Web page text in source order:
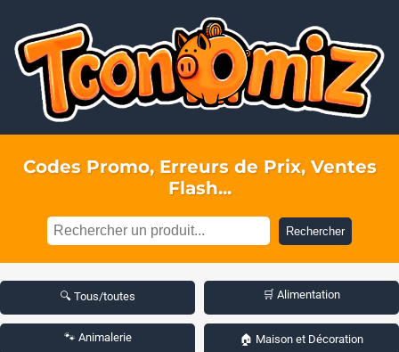
Codes Promo, Erreurs de Prix, Ventes
Flash...
Rechercher
🔍 Tous/toutes 🛒 Alimentation
🐾 Animalerie 🏠 Maison et Décoration